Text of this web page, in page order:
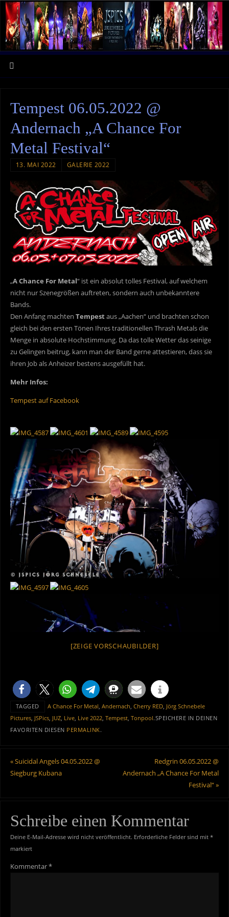
Tempest 06.05.2022 @
Andernach „A Chance For
Metal Festival“
13. MAI 2022 GALERIE 2022
„A Chance For Metal“ ist ein absolut tolles Festival, auf welchem
nicht nur Szenegrößen auftreten, sondern auch unbekanntere
Bands.
Den Anfang machten Tempestaus „Aachen“ und brachten schon
gleich bei den ersten Tönen Ihres traditionellen Thrash Metals die
Menge in absolute Hochstimmung. Da das tolle Wetter das seinige
zu Gelingen beitrug, kann man der Band gerne attestieren, dass sie
ihren Job als Anheizer bestens ausgefüllt hat.
Mehr Infos:
Tempest auf Facebook
[ZEIGE VORSCHAUBILDER]
TAGGED A Chance For Metal Andernach Cherry RED, Jörg Schnebele
Pictures, JSPics, JUZ, Live, Live 2022, Tempest, Tonpool.SPEICHERE IN DEINEN
FAVORITEN DIESEN PERMALINK.
«Suicidal Angels 04.05.2022 @
Siegburg Kubana
Redgrin 06.05.2022 @
Andernach „A Chance For Metal
Festival“»
Schreibe einen Kommentar
Deine E-Mail-Adresse wird nicht veröffentlicht. Erforderliche Felder sind mit *
markiert
Kommentar*